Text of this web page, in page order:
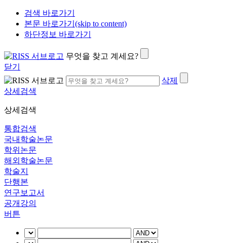
검색 바로가기
본문 바로가기(skip to content)
하단정보 바로가기
무엇을 찾고 계세요?
닫기
삭제
상세검색
상세검색
통합검색
국내학술논문
학위논문
해외학술논문
학술지
단행본
연구보고서
공개강의
버튼